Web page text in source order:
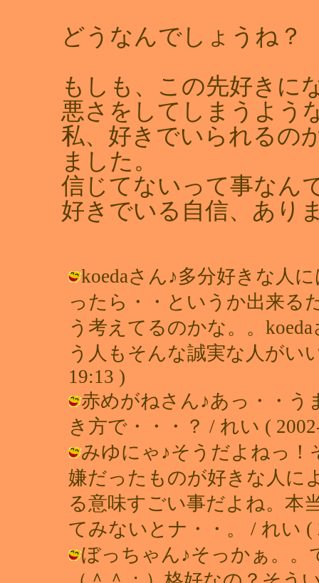
どうなんでしょうね？
もしも、この先好きに
悪さをしてしまうよう
私、好きでいられるの
ました。
信じてないって事なん
好きでいる自信、あり
koedaさん♪多分好きな人
ったら・・というか出来る
う考えてるのかな。。
う人もそんな誠実な人がい
19:13 )
赤めがねさん♪あっ・・う
き方で・・・？ / れい (
みゆにゃ♪そうだよねっ！
嫌だったものが好きな人に
る意味すごい事だよね。本
てみないとナ・・。 / れい (
ぼっちゃん♪そっかぁ。。